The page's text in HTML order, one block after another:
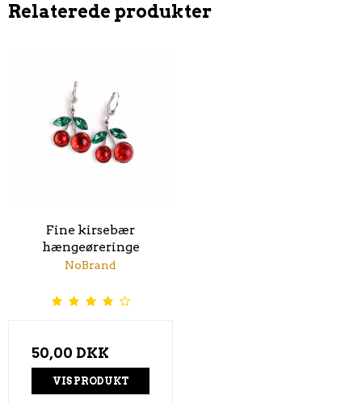
Relaterede produkter
Fine kirsebær
hængeøreringe
NoBrand
50,00 DKK
VIS PRODUKT